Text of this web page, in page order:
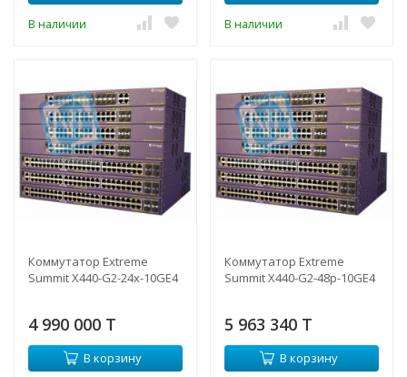
В наличии В наличии
Коммутатор Extreme
Summit X440-G2-24x-10GE4
4 990 000 T
В корзину
Коммутатор Extreme
Summit X440-G2-48p-10GE4
5 963 340 T
В корзину